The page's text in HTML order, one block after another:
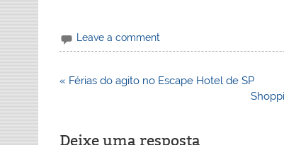
Leave a comment
Navegação
« Férias do agito no Escape Hotel de SP
Deixe uma resposta